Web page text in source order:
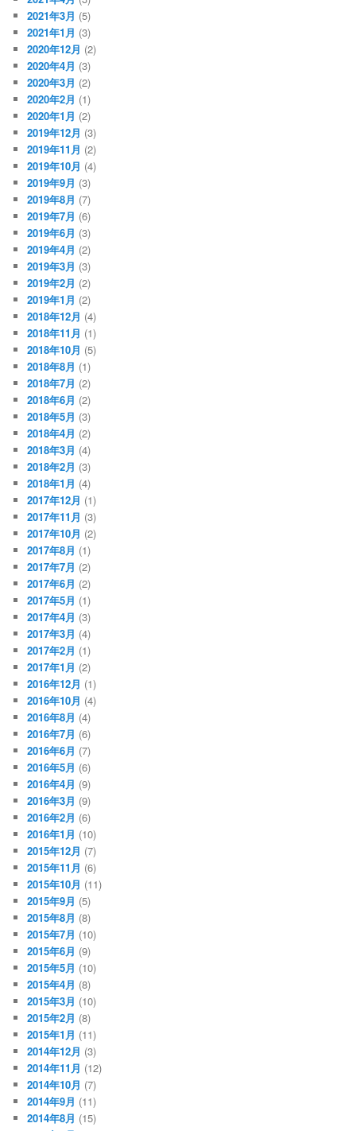
2021年3月 (5)
2021年1月 (3)
2020年12月 (2)
2020年4月 (3)
2020年3月 (2)
2020年2月 (1)
2020年1月 (2)
2019年12月 (3)
2019年11月 (2)
2019年10月 (4)
2019年9月 (3)
2019年8月 (7)
2019年7月 (6)
2019年6月 (3)
2019年4月 (2)
2019年3月 (3)
2019年2月 (2)
2019年1月 (2)
2018年12月 (4)
2018年11月 (1)
2018年10月 (5)
2018年8月 (1)
2018年7月 (2)
2018年6月 (2)
2018年5月 (3)
2018年4月 (2)
2018年3月 (4)
2018年2月 (3)
2018年1月 (4)
2017年12月 (1)
2017年11月 (3)
2017年10月 (2)
2017年8月 (1)
2017年7月 (2)
2017年6月 (2)
2017年5月 (1)
2017年4月 (3)
2017年3月 (4)
2017年2月 (1)
2017年1月 (2)
2016年12月 (1)
2016年10月 (4)
2016年8月 (4)
2016年7月 (6)
2016年6月 (7)
2016年5月 (6)
2016年4月 (9)
2016年3月 (9)
2016年2月 (6)
2016年1月 (10)
2015年12月 (7)
2015年11月 (6)
2015年10月 (11)
2015年9月 (5)
2015年8月 (8)
2015年7月 (10)
2015年6月 (9)
2015年5月 (10)
2015年4月 (8)
2015年3月 (10)
2015年2月 (8)
2015年1月 (11)
2014年12月 (3)
2014年11月 (12)
2014年10月 (7)
2014年9月 (11)
2014年8月 (15)